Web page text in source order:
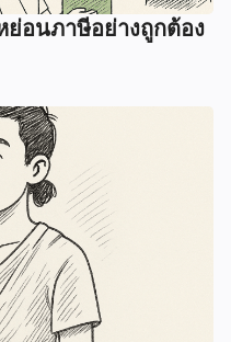
อนภาษีอย่างถูกต้อง